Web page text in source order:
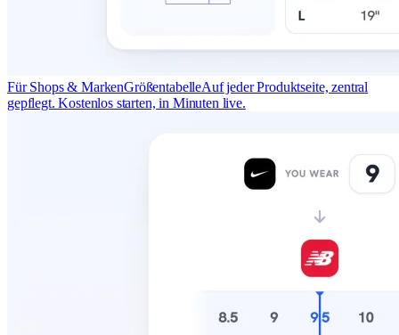
Für Shops & MarkenGrößentabelleAuf jeder Produktseite, zentral
gepflegt. Kostenlos starten, in Minuten live.